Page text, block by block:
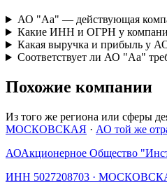
АО "Аа" — действующая
Какие ИНН и ОГРН у
Какая выручка и прибыль у
Соответствует ли АО "Аа"
Похожие компании
Из того же региона или сферы
МОСКОВСКАЯ · АО той же
АОАкционерное Общество
ИНН 5027208703 ·